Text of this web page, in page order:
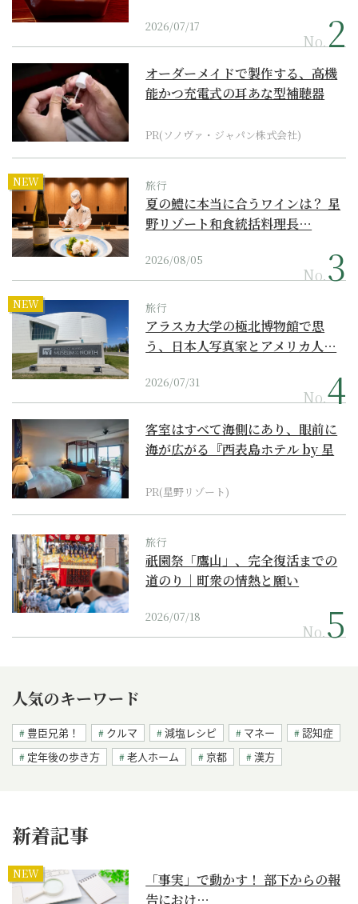
2026/07/17
No.
オーダーメイドで製作する、高機
能かつ充電式の耳あな型補聴器
PR(ソノヴァ・ジャパン株式会社)
NEW 旅行
夏の鱧に本当に合うワインは？ 星
野リゾート和食統括料理長…
2026/08/05
No.
NEW 旅行
アラスカ大学の極北博物館で思
う、日本人写真家とアメリカ人…
2026/07/31
No.
客室はすべて海側にあり、眼前に
海が広がる『西表島ホテル by 星
PR(星野リゾート)
旅行
祇園祭「鷹山」、完全復活までの
道のり｜町衆の情熱と願い
2026/07/18
No.
人気のキーワード
豊臣兄弟！ クルマ 減塩レシピ マネー
認知症
定年後の歩き方
老人ホーム 京都 漢方
新着記事
NEW
「事実」で動かす！ 部下からの報
告におけ…